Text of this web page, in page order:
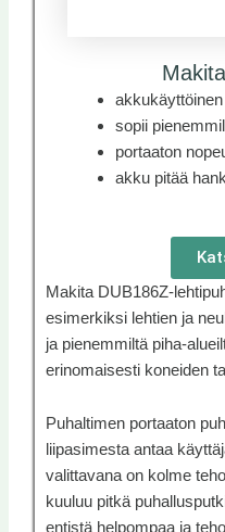
akkukäyttöinen
sopii
portaaton
akku pitää
Makita DUB186Z-
esimerkiksi lehtien ja
ja pienemmiltä piha-
erinomaisesti koneiden
Puhaltimen portaaton
liipasimesta antaa
valittavana on kolme
kuuluu pitkä
entistä helpompaa ja